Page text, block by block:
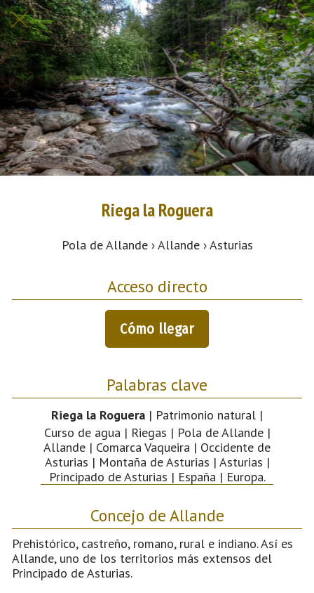
Riega la Roguera
Pola de Allande › Allande › Asturias
Acceso directo
Cómo llegar
Palabras clave
Riega la Roguera | Patrimonio natural |
Curso de agua | Riegas | Pola de Allande |
Allande | Comarca Vaqueira | Occidente de
Asturias | Montaña de Asturias | Asturias |
Principado de Asturias | España | Europa.
Concejo de Allande
Prehistórico, castreño, romano, rural e indiano. Así es
Allande, uno de los territorios más extensos del
Principado de Asturias.